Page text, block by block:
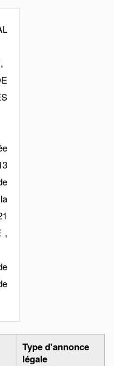
,
Type d'annonce
légale